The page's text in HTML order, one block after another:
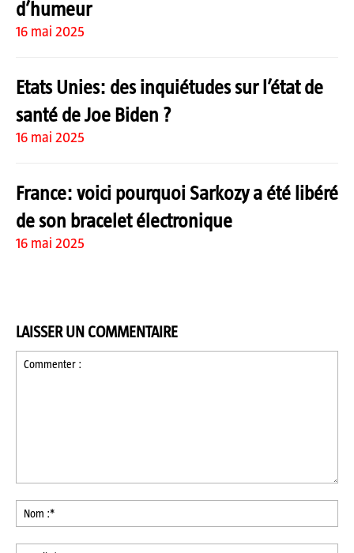
d’humeur
16 mai 2025
Etats Unies: des inquiétudes sur l’état de
santé de Joe Biden ?
16 mai 2025
France: voici pourquoi Sarkozy a été libéré
de son bracelet électronique
16 mai 2025
LAISSER UN COMMENTAIRE
:*